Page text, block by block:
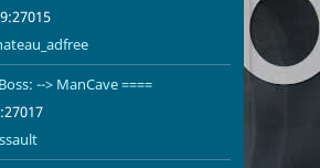
--> ManCave ====
0/32
css_assault